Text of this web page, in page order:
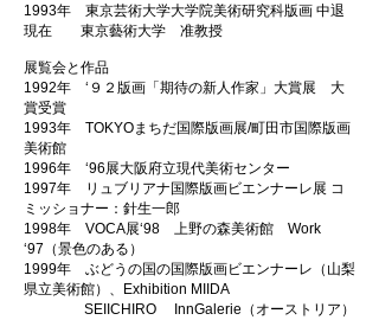
1993年 東京芸術大学大学院美術研究科版画 中退
現在 東京藝術大学 准教授
展覧会と作品
1992年 ‘９２版画「期待の新人作家」大賞展 大
賞受賞
1993年 TOKYOまちだ国際版画展/町田市国際版画
美術館
1996年 ‘96展大阪府立現代美術センター
1997年 リュブリアナ国際版画ビエンナーレ展 コ
ミッショナー：針生一郎
1998年 VOCA展‘98 上野の森美術館 Work
‘97（景色のある）
1999年 ぶどうの国の国際版画ビエンナーレ（山梨
県立美術館）、Exhibition MIIDA
SEIICHIRO InnGalerie（オーストリア）